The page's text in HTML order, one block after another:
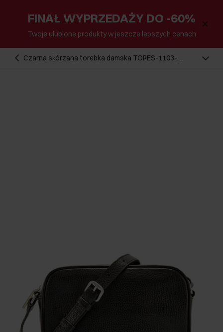
FINAŁ WYPRZEDAŻY DO -60%
Twoje ulubione produkty w jeszcze lepszych cenach
Czarna skórzana torebka damska TORES-1103-